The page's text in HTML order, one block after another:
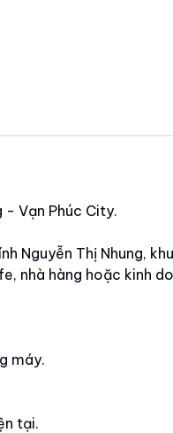
- Vạn Phúc City.
Nguyễn Thị Nhung,
nhà hàng hoặc kinh
máy.
tại.